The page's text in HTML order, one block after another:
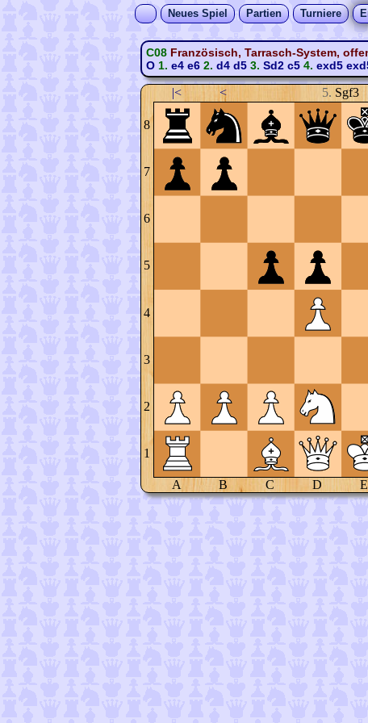
Neues Spiel Partien Turniere
C08 Französisch, Tarrasch-System,
O1. e4 e62. d4 d53. Sd2 c54. exd5
|< < 5. Sgf3
8
7
6
5
4
3
2
1
A B C D E